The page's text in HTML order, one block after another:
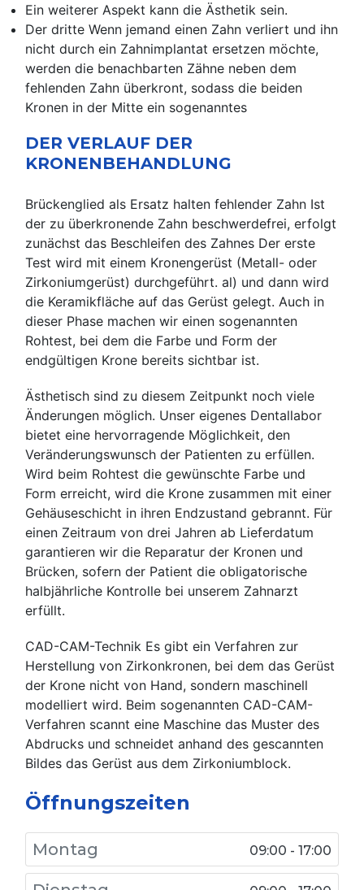
Ein weiterer Aspekt kann die Ästhetik sein.
Der dritte Wenn jemand einen Zahn verliert und ihn
nicht durch ein Zahnimplantat ersetzen möchte,
werden die benachbarten Zähne neben dem
fehlenden Zahn überkront, sodass die beiden
Kronen in der Mitte ein sogenanntes
DER VERLAUF DER
KRONENBEHANDLUNG
Brückenglied als Ersatz halten fehlender Zahn Ist
der zu überkronende Zahn beschwerdefrei, erfolgt
zunächst das Beschleifen des Zahnes Der erste
Test wird mit einem Kronengerüst (Metall- oder
Zirkoniumgerüst) durchgeführt. al) und dann wird
die Keramikfläche auf das Gerüst gelegt. Auch in
dieser Phase machen wir einen sogenannten
Rohtest, bei dem die Farbe und Form der
endgültigen Krone bereits sichtbar ist.
Ästhetisch sind zu diesem Zeitpunkt noch viele
Änderungen möglich. Unser eigenes Dentallabor
bietet eine hervorragende Möglichkeit, den
Veränderungswunsch der Patienten zu erfüllen.
Wird beim Rohtest die gewünschte Farbe und
Form erreicht, wird die Krone zusammen mit einer
Gehäuseschicht in ihren Endzustand gebrannt. Für
einen Zeitraum von drei Jahren ab Lieferdatum
garantieren wir die Reparatur der Kronen und
Brücken, sofern der Patient die obligatorische
halbjährliche Kontrolle bei unserem Zahnarzt
erfüllt.
CAD-CAM-Technik Es gibt ein Verfahren zur
Herstellung von Zirkonkronen, bei dem das Gerüst
der Krone nicht von Hand, sondern maschinell
modelliert wird. Beim sogenannten CAD-CAM-
Verfahren scannt eine Maschine das Muster des
Abdrucks und schneidet anhand des gescannten
Bildes das Gerüst aus dem Zirkoniumblock.
Öffnungszeiten
Montag 09:00 - 17:00